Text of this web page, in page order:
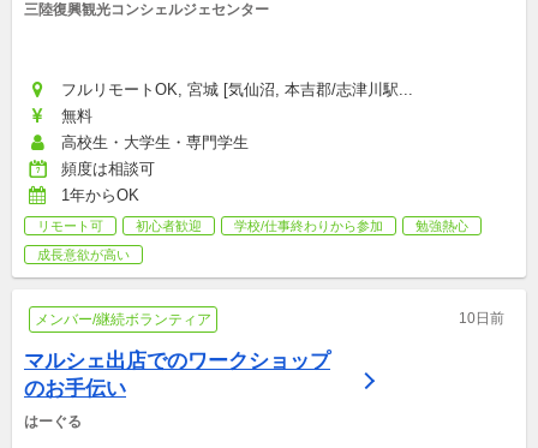
三陸復興観光コンシェルジェセンター
フルリモートOK, 宮城 [気仙沼, 本吉郡/志津川駅...
無料
高校生・大学生・専門学生
頻度は相談可
1年からOK
リモート可 初心者歓迎 学校/仕事終わりから参加
勉強熱心
成長意欲が高い
メンバー/継続ボランティア 10日前
マルシェ出店でのワークショップ
のお手伝い
はーぐる